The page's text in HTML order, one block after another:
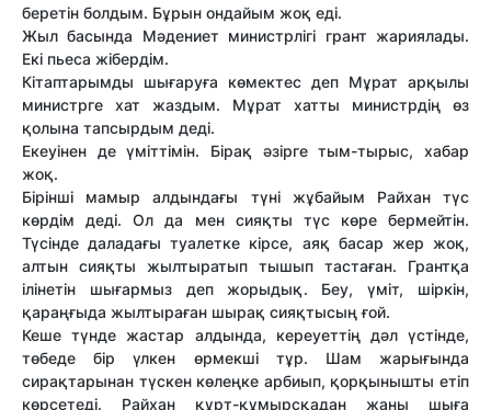
беретін болдым. Бұрын ондайым жоқ еді.
Жыл басында Мәдениет министрлігі грант жариялады.
Екі пьеса жібердім.
Кітаптарымды шығаруға көмектес деп Мұрат арқылы
министрге хат жаздым. Мұрат хатты министрдің өз
қолына тапсырдым деді.
Екеуінен де үміттімін. Бірақ әзірге тым-тырыс, хабар
жоқ.
Бірінші мамыр алдындағы түні жұбайым Райхан түс
көрдім деді. Ол да мен сияқты түс көре бермейтін.
Түсінде даладағы туалетке кірсе, аяқ басар жер жоқ,
алтын сияқты жылтыратып тышып тастаған. Грантқа
ілінетін шығармыз деп жорыдық. Беу, үміт, шіркін,
қараңғыда жылтыраған шырақ сияқтысың ғой.
Кеше түнде жастар алдында, кереуеттің дәл үстінде,
төбеде бір үлкен өрмекші тұр. Шам жарығында
сирақтарынан түскен көлеңке арбиып, қорқынышты етіп
көрсетеді. Райхан құрт-құмырсқадан жаны шыға